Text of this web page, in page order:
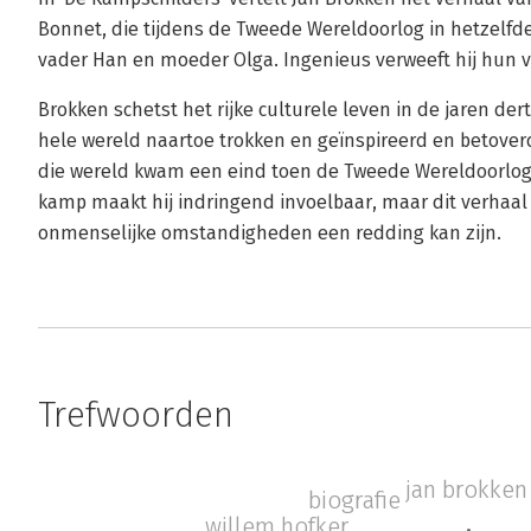
Bonnet, die tijdens de Tweede Wereldoorlog in
vader Han en moeder Olga. Ingenieus verweeft hij hun
Brokken schetst het rijke culturele leven in de jaren
hele wereld naartoe trokken en geïnspireerd en
die wereld kwam een eind toen de Tweede
kamp maakt hij indringend invoelbaar, maar dit
onmenselijke omstandigheden een redding kan zijn.
Trefwoorden
biografie jan brokken